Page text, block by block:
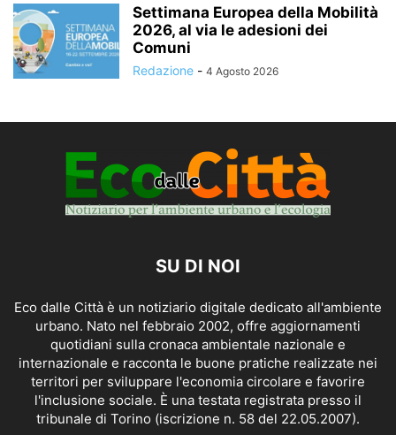
Settimana Europea della Mobilità
2026, al via le adesioni dei
Comuni
Redazione - 4 Agosto 2026
SU DI NOI
Eco dalle Città è un notiziario digitale dedicato all'ambiente
urbano. Nato nel febbraio 2002, offre aggiornamenti
quotidiani sulla cronaca ambientale nazionale e
internazionale e racconta le buone pratiche realizzate nei
territori per sviluppare l'economia circolare e favorire
l'inclusione sociale. È una testata registrata presso il
tribunale di Torino (iscrizione n. 58 del 22.05.2007).